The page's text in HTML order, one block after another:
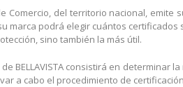
Comercio, del territorio nacional,
marca podrá elegir cuántos
sino también la más útil.
BELLAVISTA consistirá en
a cabo el procedimiento de